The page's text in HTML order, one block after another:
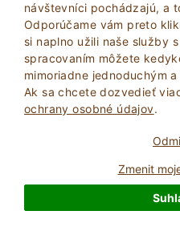
návštevníci pochádzajú, a
Odporúčame vám preto
si naplno užili naše služby
spracovaním môžete
mimoriadne jednoduchým
Ak sa chcete dozvedieť
ochrany osobné údajov.
Zmenit
POžIADAJTE VLASTNíKA
Viac